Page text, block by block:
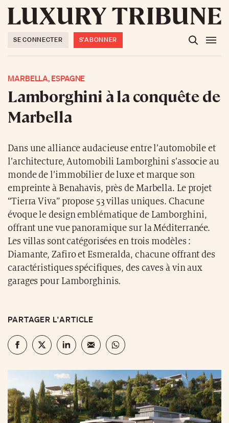
SE CONNECTER S'ABONNER
MARBELLA, ESPAGNE
Lamborghini à la conquête de
Marbella
Dans une alliance audacieuse entre l’automobile et
l’architecture, Automobili Lamborghini s’associe au
monde de l’immobilier de luxe et marque son
empreinte à Benahavis, près de Marbella. Le projet
“Tierra Viva” propose 53 villas uniques. Chacune
évoque le design emblématique de Lamborghini,
offrant une vue panoramique sur la Méditerranée.
Les villas sont catégorisées en trois modèles :
Diamante, Zafiro et Esmeralda, chacune offrant des
caractéristiques spécifiques, des caves à vin aux
garages pour Lamborghinis.
PARTAGER L'ARTICLE